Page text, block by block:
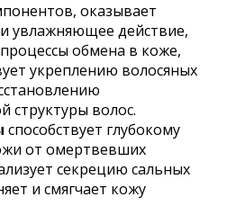
оказывает
увлажняющее действие,
обмена в коже,
укреплению волосяных
структуры волос.
способствует глубокому
от омертвевших
секрецию сальных
и смягчает кожу